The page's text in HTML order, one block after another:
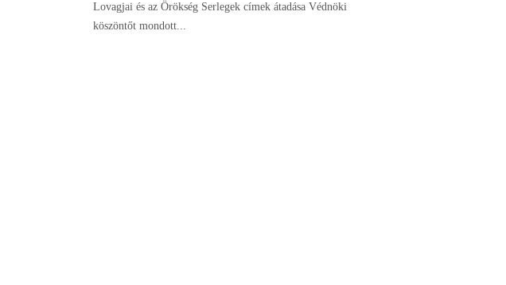
Lovagjai és az Örökség Serlegek címek átadása Védnöki
köszöntőt mondott...